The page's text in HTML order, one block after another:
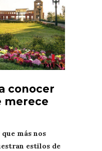
conocer
merece
más nos
estilos de